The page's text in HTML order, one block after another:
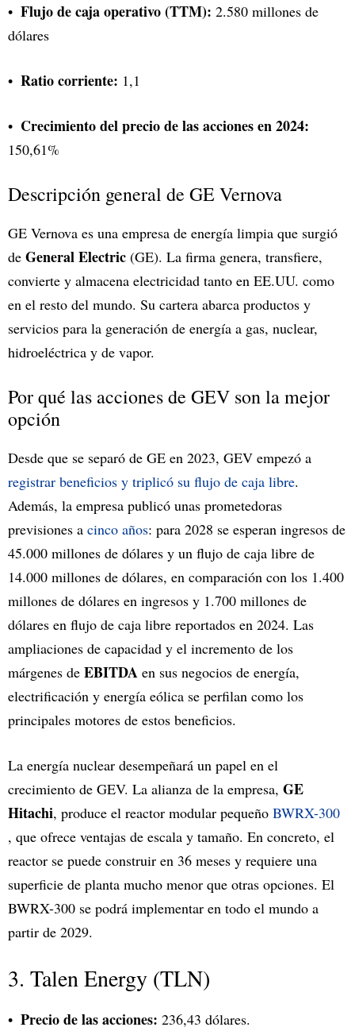
Flujo de caja operativo (TTM): 2.580 millones de
dólares
Ratio corriente: 1,1
Crecimiento del precio de las acciones en 2024:
150,61%
Descripción general de GE Vernova
GE Vernova es una empresa de energía limpia que surgió
de General Electric (GE). La firma genera, transfiere,
convierte y almacena electricidad tanto en EE.UU. como
en el resto del mundo. Su cartera abarca productos y
servicios para la generación de energía a gas, nuclear,
hidroeléctrica y de vapor.
Por qué las acciones de GEV son la mejor
opción
Desde que se separó de GE en 2023, GEV empezó a
registrar beneficios y triplicó su flujo de caja libre.
Además, la empresa publicó unas prometedoras
previsiones a cinco años: para 2028 se esperan ingresos de
45.000 millones de dólares y un flujo de caja libre de
14.000 millones de dólares, en comparación con los 1.400
millones de dólares en ingresos y 1.700 millones de
dólares en flujo de caja libre reportados en 2024. Las
ampliaciones de capacidad y el incremento de los
márgenes de EBITDA en sus negocios de energía,
electrificación y energía eólica se perfilan como los
principales motores de estos beneficios.
La energía nuclear desempeñará un papel en el
crecimiento de GEV. La alianza de la empresa, GE
Hitachi, produce el reactor modular pequeño BWRX-300
, que ofrece ventajas de escala y tamaño. En concreto, el
reactor se puede construir en 36 meses y requiere una
superficie de planta mucho menor que otras opciones. El
BWRX-300 se podrá implementar en todo el mundo a
partir de 2029.
3. Talen Energy (TLN)
Precio de las acciones: 236,43 dólares.